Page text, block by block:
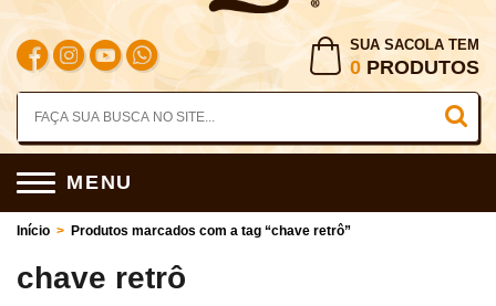
SUA SACOLA TEM
0 PRODUTOS
MENU
Início > Produtos marcados com a tag “chave retrô”
chave retrô